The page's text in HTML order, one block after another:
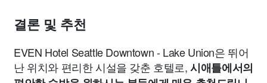
결론 및 추천
EVEN Hotel Seattle Downtown - Lake Union은 뛰어
난 위치와 편리한 시설을 갖춘 호텔로,시애틀에서의